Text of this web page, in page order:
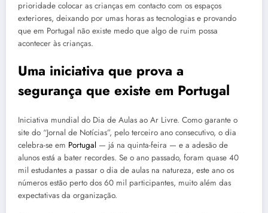
prioridade colocar as crianças em contacto com os espaços
exteriores, deixando por umas horas as tecnologias e provando
que em Portugal não existe medo que algo de ruim possa
acontecer às crianças.
Uma iniciativa que prova a
segurança que existe em Portugal
Iniciativa mundial do Dia de Aulas ao Ar Livre. Como garante o
site do “Jornal de Notícias”, pelo terceiro ano consecutivo, o dia
celebra-se em Portugal — já na quinta-feira — e a adesão de
alunos está a bater recordes. Se o ano passado, foram quase 40
mil estudantes a passar o dia de aulas na natureza, este ano os
números estão perto dos 60 mil participantes, muito além das
expectativas da organização.